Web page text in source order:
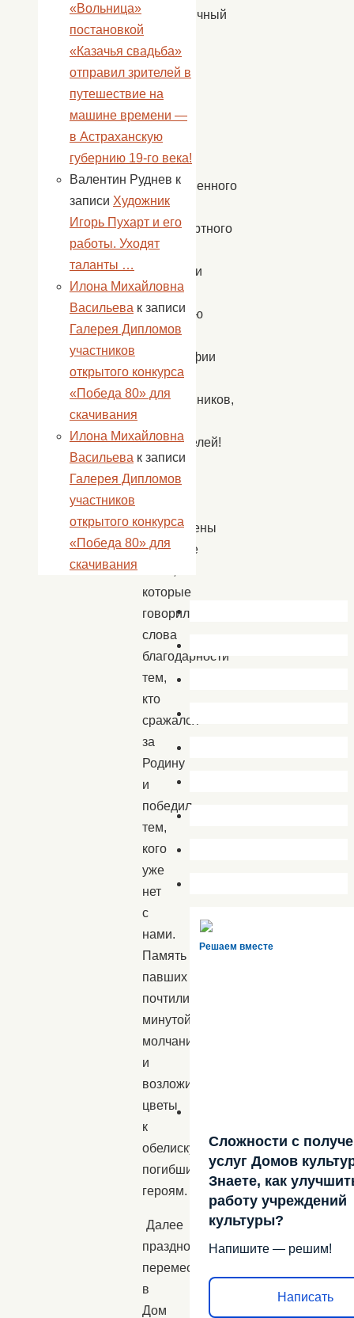
Праздничный
день
начался
с
митинга
«Память
хранят
живые»,
торжественного
шествия
«Бессмертного
полка».
Участники
с
гордостью
несли
фотографии
своих
родственников,
победителей!
На
митинг
приглашены
почетные
которые
говорили
слова
благодарности
тем,
кто
сражался
за
Родину
и
победил,
тем,
кого
уже
нет
с
нами.
Память
павших
почтили
минутой
молчания
и
возложили
цветы
к
обелиску
погибшим
героям.
Далее
празднование
переместилось
в
Дом
«Вольница»
постановкой
«Казачья свадьба»
отправил зрителей в
путешествие на
машине времени —
в Астраханскую
губернию 19-го века!
Валентин Руднев к
записи Художник
Игорь Пухарт и его
работы. Уходят
таланты …
Илона Михайловна
Васильева к записи
Галерея Дипломов
участников
открытого конкурса
«Победа 80» для
скачивания
Илона Михайловна
Васильева к записи
Галерея Дипломов
участников
открытого конкурса
«Победа 80» для
скачивания
Решаем вместе
Сложности с
услуг Домов
Знаете, как
работу учреждений
культуры?
Напишите — решим!
Написать